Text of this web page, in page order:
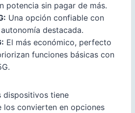
potencia sin pagar de más.
Una opción confiable con
destacada.
El más económico, perfecto
funciones básicas con
dispositivos tiene
los convierten en opciones